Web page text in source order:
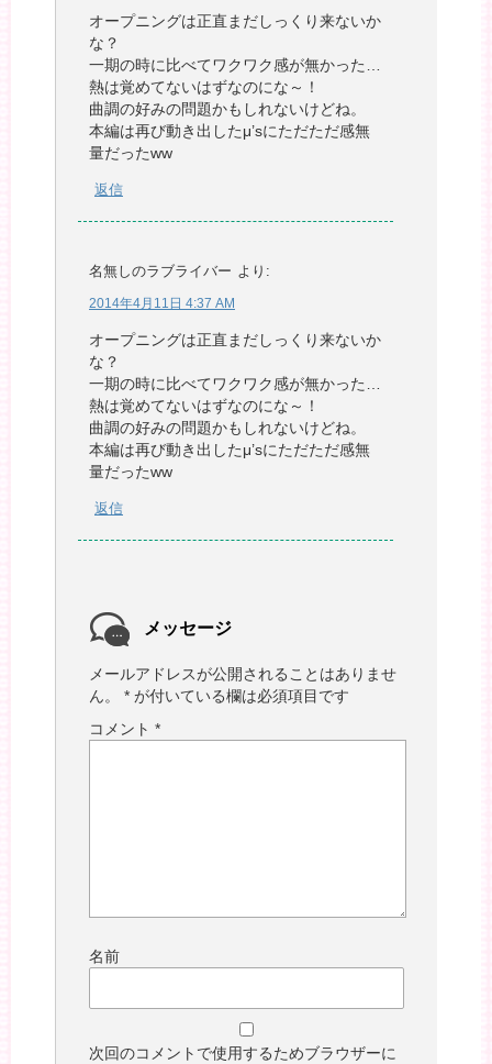
オープニングは正直まだしっくり来ないか
な？
一期の時に比べてワクワク感が無かった…
熱は覚めてないはずなのにな～！
曲調の好みの問題かもしれないけどね。
本編は再び動き出したμ’sにただただ感無
量だったww
返信
名無しのラブライバー より:
2014年4月11日 4:37 AM
オープニングは正直まだしっくり来ないか
な？
一期の時に比べてワクワク感が無かった…
熱は覚めてないはずなのにな～！
曲調の好みの問題かもしれないけどね。
本編は再び動き出したμ’sにただただ感無
量だったww
返信
メッセージ
メールアドレスが公開されることはありませ
ん。
* が付いている欄は必須項目です
コメント *
名前
次回のコメントで使用するためブラウザーに